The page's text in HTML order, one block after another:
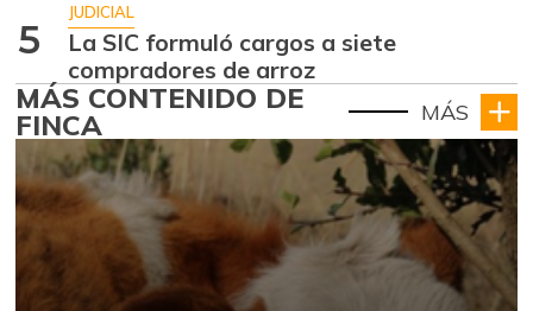
5
JUDICIAL
La SIC formuló cargos a siete
compradores de arroz
MÁS CONTENIDO DE
FINCA MÁS